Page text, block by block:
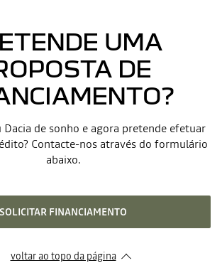
UMA
DE
Dacia de sonho e agora pretende efetuar
Contacte-nos através do formulário
abaixo.
SOLICITAR FINANCIAMENTO
voltar ao topo da página